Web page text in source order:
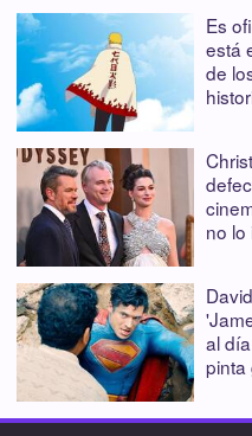
Es
está
de
no lo
al
pinta